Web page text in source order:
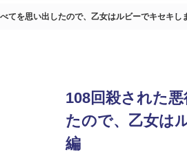
てを思い出したので、乙女はルビーでキセキし
108回殺された
たので、乙女は
編